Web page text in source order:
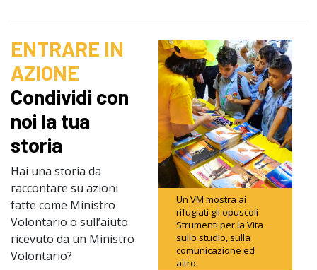
Un VM mostra ai
rifugiati gli opuscoli
Strumenti per la Vita
sullo studio, sulla
comunicazione ed
altro.
ENTRARE IN
AZIONE
Condividi con
noi la tua
storia
Hai una storia da
raccontare su azioni
fatte come Ministro
Volontario o sull’aiuto
ricevuto da un Ministro
Volontario?